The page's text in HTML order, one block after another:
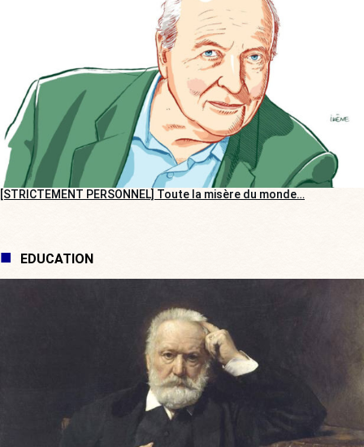
[STRICTEMENT PERSONNEL] Toute la misère du monde…
EDUCATION